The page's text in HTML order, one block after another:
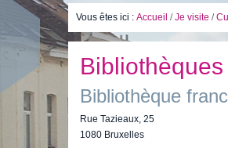
Vous êtes ici : Accueil /Je visite /
Bibliothèque
Rue Tazieaux, 25
1080 Bruxelles